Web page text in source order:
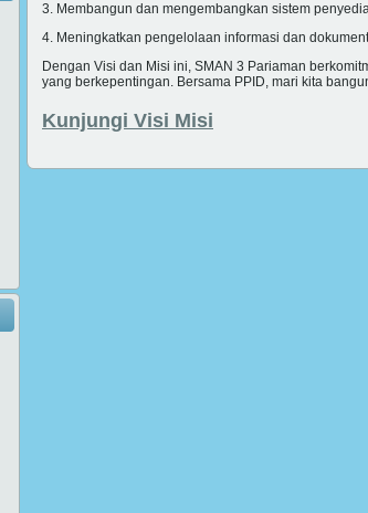
3. Membangun dan mengembangkan sistem
4. Meningkatkan pengelolaan informasi dan
Dengan Visi dan Misi ini, SMAN 3 Pariaman
yang berkepentingan. Bersama PPID, mari kita
Kunjungi Visi Misi